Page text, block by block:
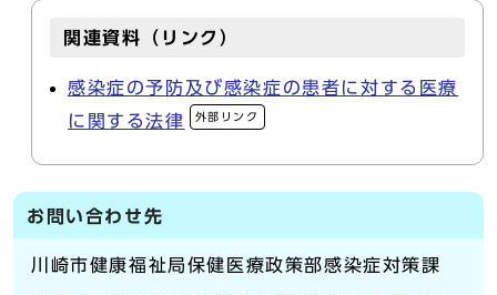
関連資料（リンク）
感染症の予防及び感染症の患者に対する医療
に関する法律
外部リンク
お問い合わせ先
川崎市健康福祉局保健医療政策部感染症対策課